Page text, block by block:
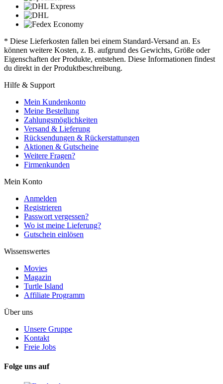
* Diese Lieferkosten fallen bei einem Standard-Versand an. Es
können weitere Kosten, z. B. aufgrund des Gewichts, Größe oder
Eigenschaften der Produkte, entstehen. Diese Informationen findest
du direkt in der Produktbeschreibung.
Hilfe & Support
Mein Kundenkonto
Meine Bestellung
Zahlungsmöglichkeiten
Versand & Lieferung
Rücksendungen & Rückerstattungen
Aktionen & Gutscheine
Weitere Fragen?
Firmenkunden
Mein Konto
Anmelden
Registrieren
Passwort vergessen?
Wo ist meine Lieferung?
Gutschein einlösen
Wissenswertes
Movies
Magazin
Turtle Island
Affiliate Programm
Über uns
Unsere Gruppe
Kontakt
Freie Jobs
Folge uns auf